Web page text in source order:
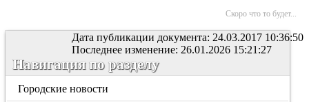
Скоро что то будет...
Дата публикации документа: 24.03.2017 10:36:50
Последнее изменение: 26.01.2026 15:21:27
Навигация по разделу
Городские новости